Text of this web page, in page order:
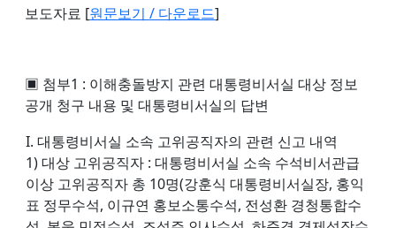
보도자료 [원문보기 / 다운로드]
▣ 첨부1 : 이해충돌방지 관련 대통령비서실 대상 정보
공개 청구 내용 및 대통령비서실의 답변
I. 대통령비서실 소속 고위공직자의 관련 신고 내역
1) 대상 고위공직자 : 대통령비서실 소속 수석비서관급
이상 고위공직자 총 10명(강훈식 대통령비서실장, 홍익
표 정무수석, 이규연 홍보소통수석, 전성환 경청통합수